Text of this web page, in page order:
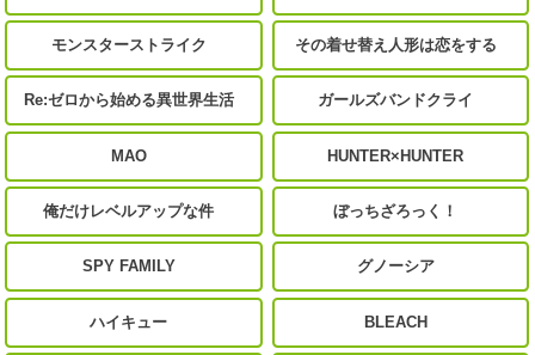
モンスターストライク その着せ替え人形は恋をする
Re:ゼロから始める異世界生活 ガールズバンドクライ
MAO HUNTER×HUNTER
俺だけレベルアップな件 ぼっちざろっく！
SPY FAMILY グノーシア
ハイキュー BLEACH